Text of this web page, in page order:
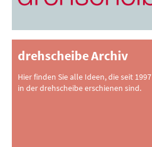
drehscheibe Archiv
Hier finden Sie alle Ideen, die seit 1997
in der drehscheibe erschienen sind.